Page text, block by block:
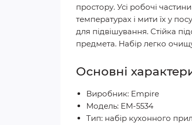
простору. Усі робочі
температурах і мити їх у
для підвішування. Стійка
предмета. Набір легко
Основні
Виробник: Empire
Модель: EM-5534
Тип: набір кухонного